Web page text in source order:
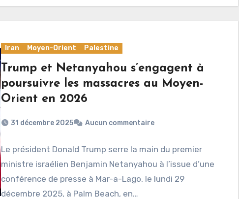
Iran Moyen-Orient Palestine
Trump et Netanyahou s’engagent à
poursuivre les massacres au Moyen-
Orient en 2026
31 décembre 2025 Aucun commentaire
Le président Donald Trump serre la main du premier
ministre israélien Benjamin Netanyahou à l’issue d’une
conférence de presse à Mar-a-Lago, le lundi 29
décembre 2025, à Palm Beach, en…